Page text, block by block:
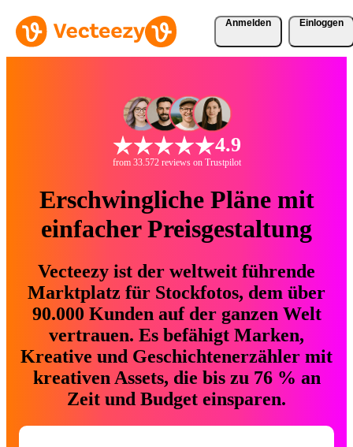
Anmelden Einloggen
4.9
from 33.572 reviews on Trustpilot
Erschwingliche Pläne mit
einfacher Preisgestaltung
Vecteezy ist der weltweit führende
Marktplatz für Stockfotos, dem über
90.000 Kunden auf der ganzen Welt
vertrauen. Es befähigt Marken,
Kreative und Geschichtenerzähler mit
kreativen Assets, die bis zu 76 % an
Zeit und Budget einsparen.